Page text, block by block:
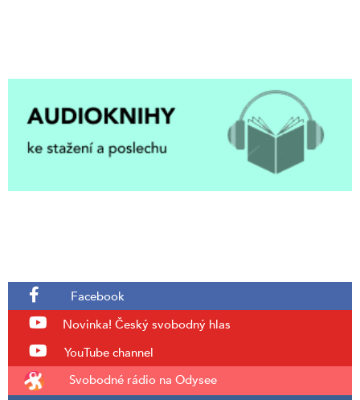
Facebook
Novinka! Český svobodný hlas
YouTube channel
Svobodné rádio na Odysee